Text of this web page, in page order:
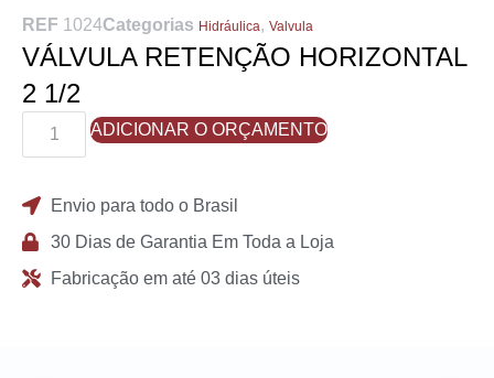
REF 1024Categorias Hidráulica, Valvula
VÁLVULA RETENÇÃO HORIZONTAL
2 1/2
ADICIONAR O ORÇAMENTO
Envio para todo o Brasil
30 Dias de Garantia Em Toda a Loja
Fabricação em até 03 dias úteis